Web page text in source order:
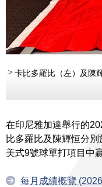
卡比多羅比（左）及陳
在印尼雅加達舉行的
比多羅比及陳輝恒分
美式9號球單打項目中
每月成績概覽